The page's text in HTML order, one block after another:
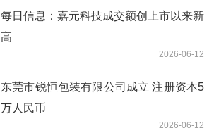
每日信息：嘉元科技成交额创上市以来新
高
2026-06-12
东莞市锐恒包装有限公司成立 注册资本5
万人民币
2026-06-12